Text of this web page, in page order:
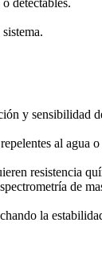
y sensibilidad
al agua o
resistencia
de
la